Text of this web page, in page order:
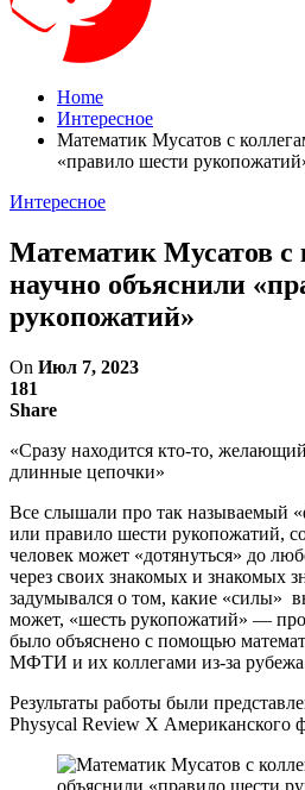
Home
Интересное
Математик Мусатов с
«правило шести
Интересное
Математик Мусатов с
научно объяснили
рукопожатий»
On Июл 7, 2023
181
Share
«Сразу находится кто-то,
длинные цепочки»
Все слышали про так называемый
или правило шести рукопожатий,
человек может «дотянуться» до
через своих знакомых и знакомых
задумывался о том, какие «силы»
может, «шесть рукопожатий» —
было объяснено с помощью
МФТИ и их коллегами из-за
Результаты работы были
Physycal Review X Американского